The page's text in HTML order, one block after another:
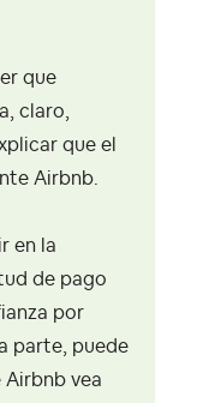
que
claro,
que el
Airbnb.
en la
de pago
por
parte, puede
Airbnb vea